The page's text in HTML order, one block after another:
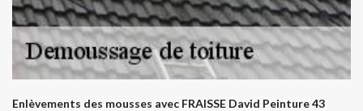
Enlèvements des mousses avec FRAISSE David Peinture 43